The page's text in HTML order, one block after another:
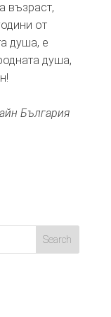
възраст,
от
душа, е
душа,
България